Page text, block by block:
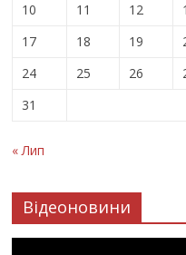
10
11 12
17
18 19
24
25 26
31
« Лип
Відеоновини